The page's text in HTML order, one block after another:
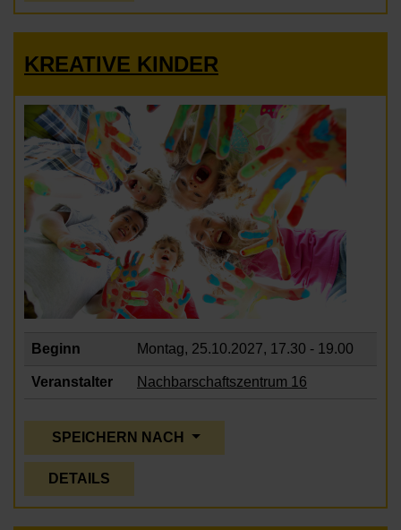
KREATIVE KINDER
Beginn Montag, 25.10.2027, 17.30 - 19.00
Veranstalter Nachbarschaftszentrum 16
SPEICHERN NACH
DETAILS